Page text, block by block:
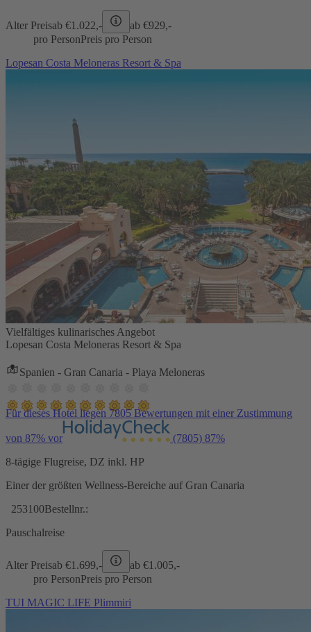
Alter Preisab €1.022,- ab €929,-
pro PersonPreis pro Person
Lopesan Costa Meloneras Resort & Spa
Vielfältiges kulinarisches Angebot
Lopesan Costa Meloneras Resort & Spa
Spanien - Gran Canaria - Playa Meloneras
Für dieses Hotel liegen 7805 Bewertungen mit einer Zustimmung
von 87% vor (7805) 87%
8-tägige Flugreise, DZ inkl. HP
Einer der größten Wellness-Bereiche auf Gran Canaria
253100Bestellnr.:
Pauschalreise
Alter Preisab €1.699,- ab €1.005,-
pro PersonPreis pro Person
TUI MAGIC LIFE Plimmiri